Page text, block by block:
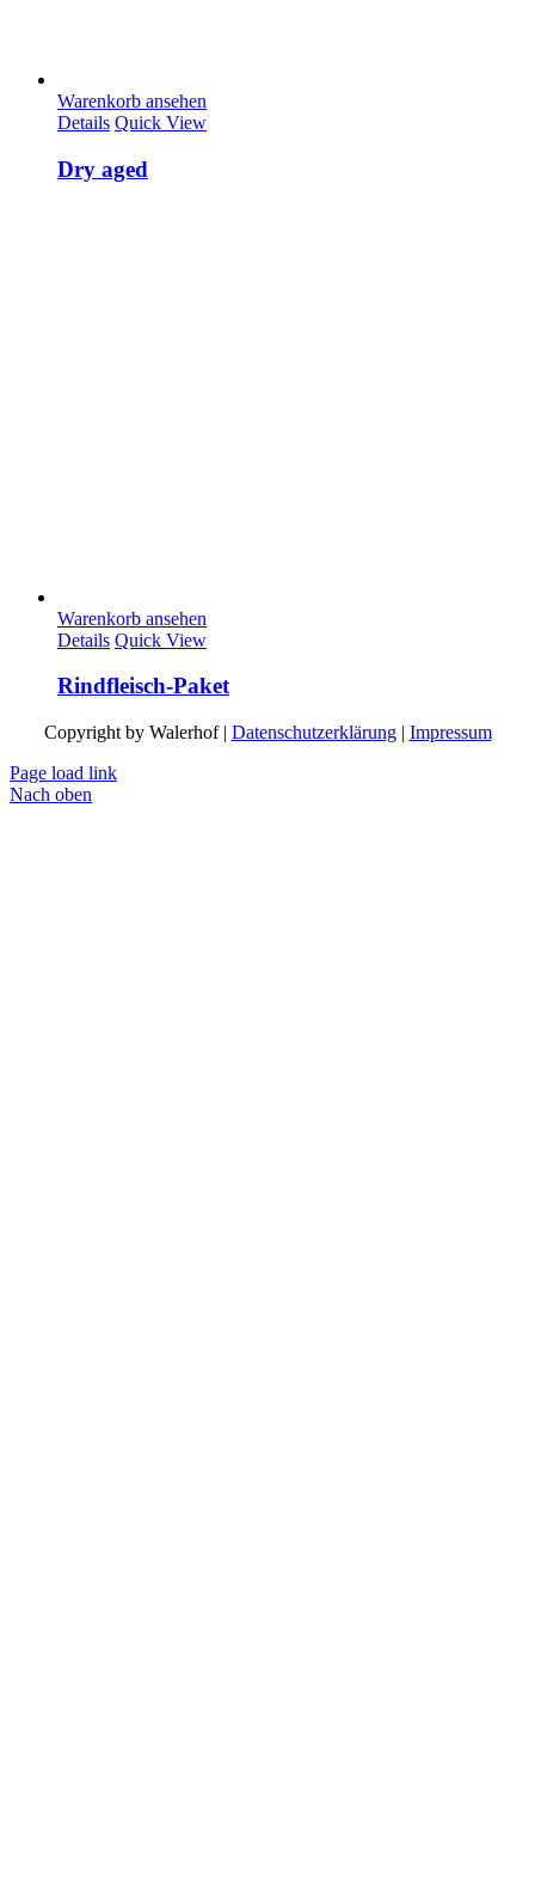
Warenkorb ansehen
Details Quick View
Dry aged
Warenkorb ansehen
Details Quick View
Rindfleisch-Paket
Copyright by Walerhof | Datenschutzerklärung| Impressum
Page load link
Nach oben